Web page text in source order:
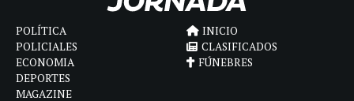
POLÍTICA
POLICIALES
ECONOMIA
DEPORTES
MAGAZINE
INICIO
CLASIFICADOS
FÚNEBRES